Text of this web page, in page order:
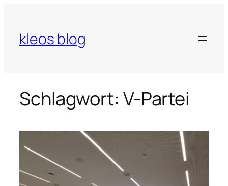
springen
kleos blog
Schlagwort: V-Partei